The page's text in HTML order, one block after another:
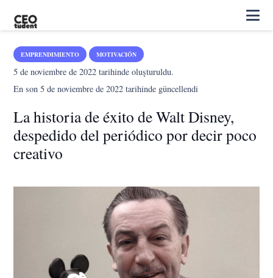
EMPRENDIMIENTO MOTIVACIÓN
5 de noviembre de 2022 tarihinde oluşturuldu.
En son5 de noviembre de 2022 tarihinde güncellendi
La historia de éxito de Walt Disney,
despedido del periódico por decir poco
creativo